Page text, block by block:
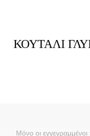
ΚΟΥΤΑΛΙ
Μόνο οι